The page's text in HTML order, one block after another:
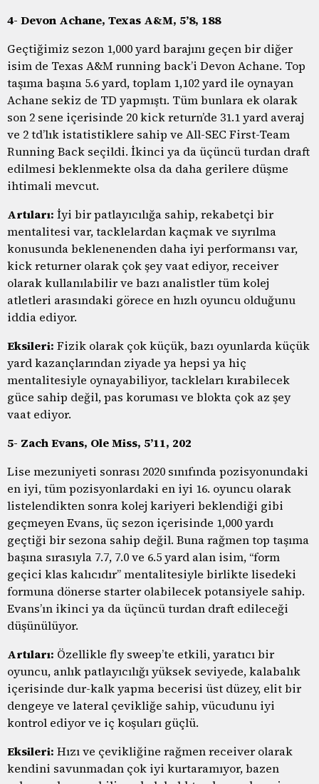
4- Devon Achane, Texas A&M, 5’8, 188
Geçtiğimiz sezon 1,000 yard barajını geçen bir diğer
isim de Texas A&M running back’i Devon Achane. Top
taşıma başına 5.6 yard, toplam 1,102 yard ile oynayan
Achane sekiz de TD yapmıştı. Tüm bunlara ek olarak
son 2 sene içerisinde 20 kick return’de 31.1 yard averaj
ve 2 td’lık istatistiklere sahip ve All-SEC First-Team
Running Back seçildi. İkinci ya da üçüncü turdan draft
edilmesi beklenmekte olsa da daha gerilere düşme
ihtimali mevcut.
Artıları: İyi bir patlayıcılığa sahip, rekabetçi bir
mentalitesi var, tacklelardan kaçmak ve sıyrılma
konusunda beklenenenden daha iyi performansı var,
kick returner olarak çok şey vaat ediyor, receiver
olarak kullanılabilir ve bazı analistler tüm kolej
atletleri arasındaki görece en hızlı oyuncu olduğunu
iddia ediyor.
Eksileri: Fizik olarak çok küçük, bazı oyunlarda küçük
yard kazançlarından ziyade ya hepsi ya hiç
mentalitesiyle oynayabiliyor, tackleları kırabilecek
güce sahip değil, pas koruması ve blokta çok az şey
vaat ediyor.
5- Zach Evans, Ole Miss, 5’11, 202
Lise mezuniyeti sonrası 2020 sınıfında pozisyonundaki
en iyi, tüm pozisyonlardaki en iyi 16. oyuncu olarak
listelendikten sonra kolej kariyeri beklendiği gibi
geçmeyen Evans, üç sezon içerisinde 1,000 yardı
geçtiği bir sezona sahip değil. Buna rağmen top taşıma
başına sırasıyla 7.7, 7.0 ve 6.5 yard alan isim, “form
geçici klas kalıcıdır” mentalitesiyle birlikte lisedeki
formuna dönerse starter olabilecek potansiyele sahip.
Evans’ın ikinci ya da üçüncü turdan draft edileceği
düşünülüyor.
Artıları: Özellikle fly sweep’te etkili, yaratıcı bir
oyuncu, anlık patlayıcılığı yüksek seviyede, kalabalık
içerisinde dur-kalk yapma becerisi üst düzey, elit bir
dengeye ve lateral çevikliğe sahip, vücudunu iyi
kontrol ediyor ve iç koşuları güçlü.
Eksileri: Hızı ve çevikliğine rağmen receiver olarak
kendini savunmadan çok iyi kurtaramıyor, bazen